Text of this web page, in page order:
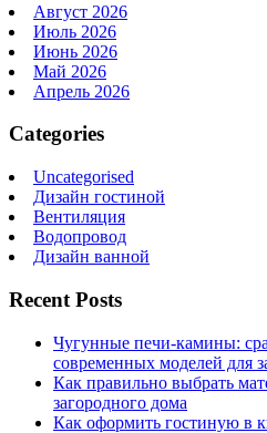
Август 2026
Июль 2026
Июнь 2026
Май 2026
Апрель 2026
Categories
Uncategorised
Дизайн гостиной
Вентиляция
Водопровод
Дизайн ванной
Recent Posts
Чугунные печи-камины:
современных моделей для
Как правильно выбрать
загородного дома
Как оформить гостиную в